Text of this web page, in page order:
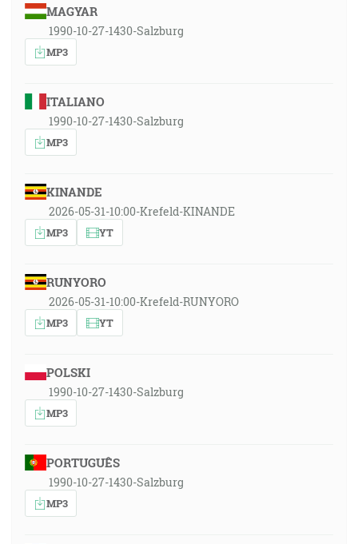
MAGYAR
1990-10-27-1430-Salzburg
MP3
ITALIANO
1990-10-27-1430-Salzburg
MP3
KINANDE
2026-05-31-10:00-Krefeld-KINANDE
MP3 YT
RUNYORO
2026-05-31-10:00-Krefeld-RUNYORO
MP3 YT
POLSKI
1990-10-27-1430-Salzburg
MP3
PORTUGUÊS
1990-10-27-1430-Salzburg
MP3